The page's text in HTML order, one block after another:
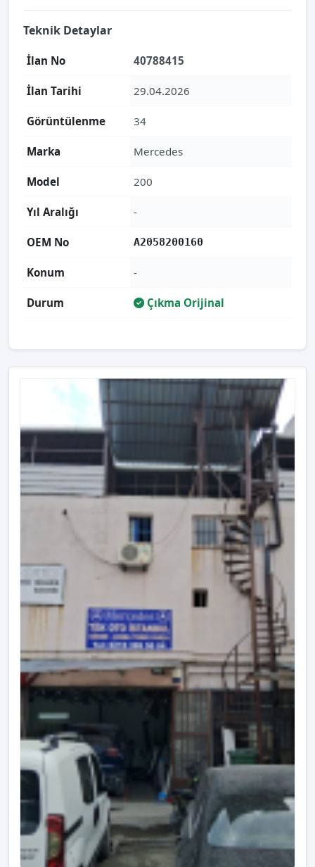
Teknik Detaylar
İlan No 40788415
İlan Tarihi 29.04.2026
Görüntülenme 34
Marka Mercedes
Model 200
Yıl Aralığı -
OEM No A2058200160
Konum -
Durum Çıkma Orijinal